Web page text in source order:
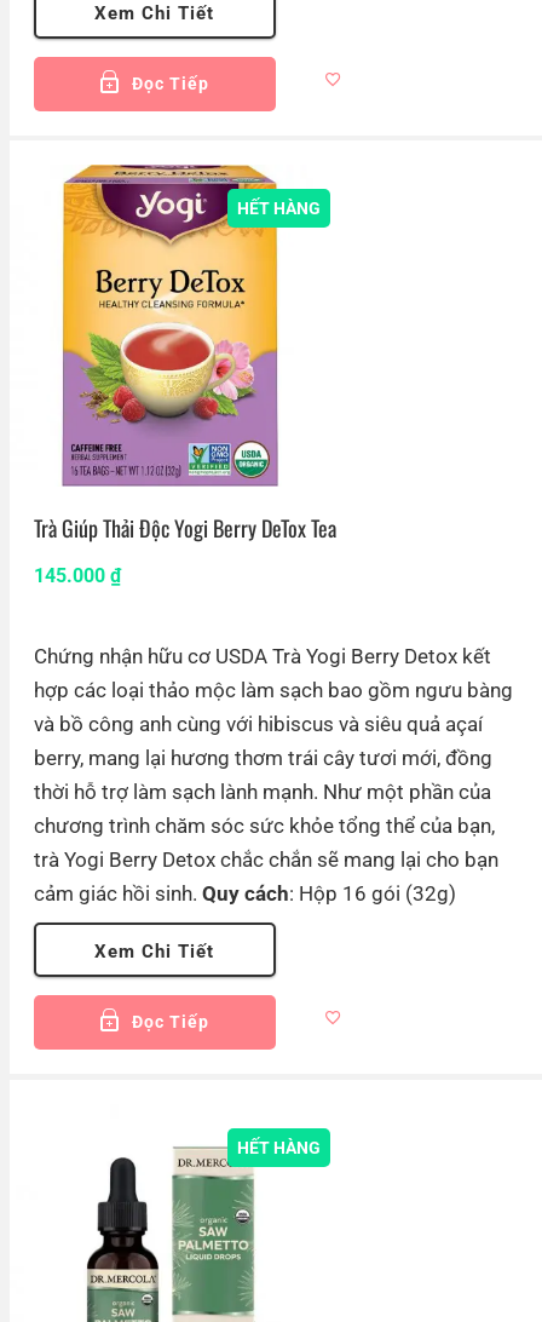
Xem Chi Tiết
Đọc Tiếp
HẾT HÀNG
Trà Giúp Thải Độc Yogi Berry DeTox Tea
145.000 ₫
Chứng nhận hữu cơ USDA Trà Yogi Berry Detox kết
hợp các loại thảo mộc làm sạch bao gồm ngưu bàng
và bồ công anh cùng với hibiscus và siêu quả açaí
berry, mang lại hương thơm trái cây tươi mới, đồng
thời hỗ trợ làm sạch lành mạnh. Như một phần của
chương trình chăm sóc sức khỏe tổng thể của bạn,
trà Yogi Berry Detox chắc chắn sẽ mang lại cho bạn
cảm giác hồi sinh. Quy cách: Hộp 16 gói (32g)
Xem Chi Tiết
Đọc Tiếp
HẾT HÀNG